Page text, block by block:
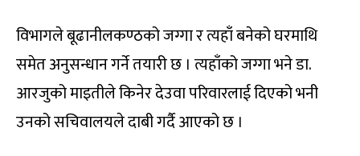
विभागले बूढानीलकण्ठको जग्गा र त्यहाँ बनेको घरमाथि
समेत अनुसन्धान गर्ने तयारी छ । त्यहाँको जग्गा भने डा.
आरजुको माइतीले किनेर देउवा परिवारलाई दिएको भनी
उनको सचिवालयले दाबी गर्दै आएको छ ।